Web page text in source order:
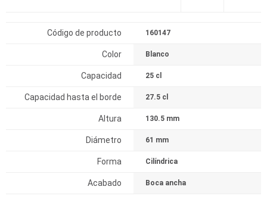
Código de producto 160147
Color Blanco
Capacidad 25 cl
Capacidad hasta el borde 27.5 cl
Altura 130.5 mm
Diámetro 61 mm
Forma Cilíndrica
Acabado Boca ancha